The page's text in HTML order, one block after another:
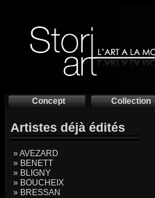
Concept Collection
Artistes déjà édités
» AVEZARD
» BENETT
» BLIGNY
» BOUCHEIX
» BRESSAN